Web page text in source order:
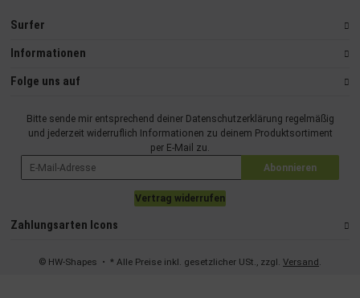
Surfer
Informationen
Folge uns auf
Bitte sende mir entsprechend deiner Datenschutzerklärung regelmäßig
und jederzeit widerruflich Informationen zu deinem Produktsortiment
per E-Mail zu.
Abonnieren
Vertrag widerrufen
Zahlungsarten Icons
© HW-Shapes • * Alle Preise inkl. gesetzlicher USt., zzgl. Versand.